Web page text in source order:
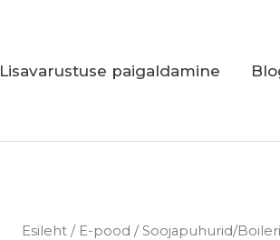
Lisavarustuse paigaldamine
Esileht / E-pood /Soojapuhurid/
Truma